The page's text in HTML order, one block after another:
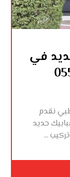
في
نقدم
حديد
...